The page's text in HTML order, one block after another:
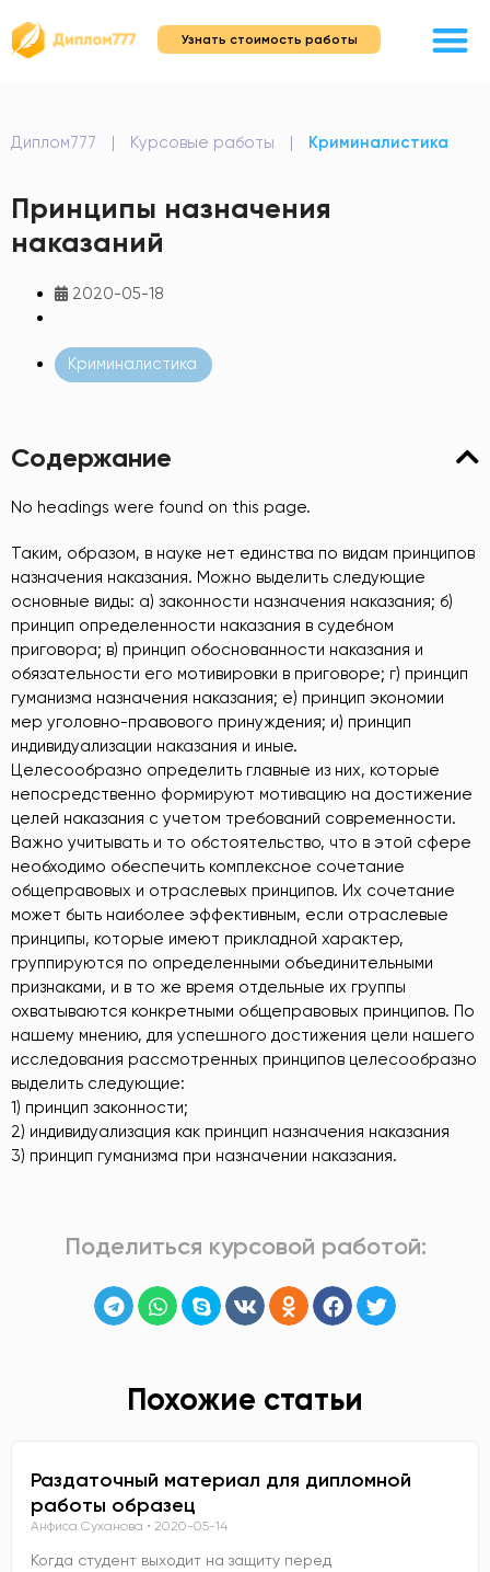
Узнать стоимость работы
Диплом777 | Курсовые работы | Криминалистика
Принципы назначения
наказаний
2020-05-18
Криминалистика
Содержание
No headings were found on this page.
Таким, образом, в науке нет единства по видам принципов
назначения наказания. Можно выделить следующие
основные виды: а) законности назначения наказания; б)
принцип определенности наказания в судебном
приговора; в) принцип обоснованности наказания и
обязательности его мотивировки в приговоре; г) принцип
гуманизма назначения наказания; е) принцип экономии
мер уголовно-правового принуждения; и) принцип
индивидуализации наказания и иные.
Целесообразно определить главные из них, которые
непосредственно формируют мотивацию на достижение
целей наказания с учетом требований современности.
Важно учитывать и то обстоятельство, что в этой сфере
необходимо обеспечить комплексное сочетание
общеправовых и отраслевых принципов. Их сочетание
может быть наиболее эффективным, если отраслевые
принципы, которые имеют прикладной характер,
группируются по определенными объединительными
признаками, и в то же время отдельные их группы
охватываются конкретными общеправовых принципов. По
нашему мнению, для успешного достижения цели нашего
исследования рассмотренных принципов целесообразно
выделить следующие:
1) принцип законности;
2) индивидуализация как принцип назначения наказания
3) принцип гуманизма при назначении наказания.
Поделиться курсовой работой:
Похожие статьи
Раздаточный материал для дипломной
работы образец
Анфиса Суханова 2020-05-14
Когда студент выходит на защиту перед